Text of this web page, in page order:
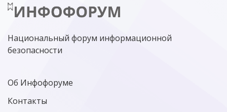
МИНЦИФРЫ РОССИИ NGFW
Национальный форум информационной
безопасности
Об Инфофоруме
Контакты